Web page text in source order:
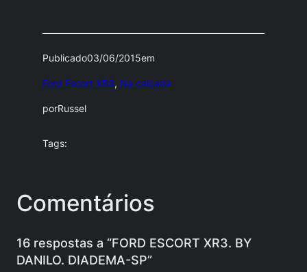
Publicado03/06/2015em
Ford Escort XR3, Na calçada
porRussel
Tags:
Comentários
16 respostas a “FORD ESCORT XR3. BY
DANILO. DIADEMA-SP”